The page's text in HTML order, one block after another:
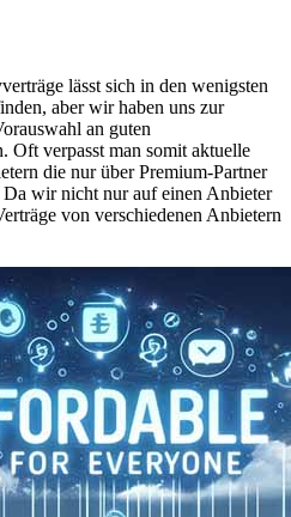
lässt sich in den wenigsten
aber wir haben uns zur
an guten
Oft verpasst man somit aktuelle
die nur über Premium-Partner
Da wir nicht nur auf einen Anbieter
von verschiedenen Anbietern